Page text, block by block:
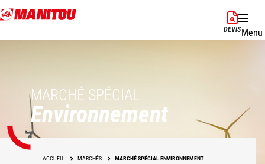
Aller
au
DEVISMenu
MARCHÉ SPÉCIAL
Environnement
ACCUEIL MARCHÉS MARCHÉ SPÉCIAL ENVIRONNEMENT